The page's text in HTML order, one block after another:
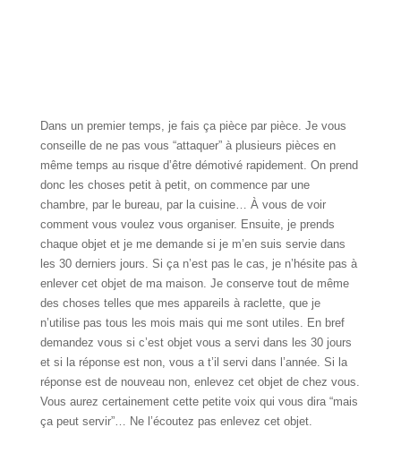
Dans un premier temps, je fais ça pièce par pièce. Je vous
conseille de ne pas vous “attaquer” à plusieurs pièces en
même temps au risque d’être démotivé rapidement. On prend
donc les choses petit à petit, on commence par une
chambre, par le bureau, par la cuisine… À vous de voir
comment vous voulez vous organiser. Ensuite, je prends
chaque objet et je me demande si je m’en suis servie dans
les 30 derniers jours. Si ça n’est pas le cas, je n’hésite pas à
enlever cet objet de ma maison. Je conserve tout de même
des choses telles que mes appareils à raclette, que je
n’utilise pas tous les mois mais qui me sont utiles. En bref
demandez vous si c’est objet vous a servi dans les 30 jours
et si la réponse est non, vous a t’il servi dans l’année. Si la
réponse est de nouveau non, enlevez cet objet de chez vous.
Vous aurez certainement cette petite voix qui vous dira “mais
ça peut servir”… Ne l’écoutez pas enlevez cet objet.